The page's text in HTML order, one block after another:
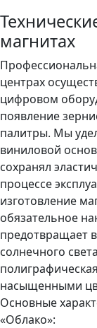
магнитах
центрах
цифровом
появление
палитры. Мы
виниловой
сохранял
процессе
изготовление
обязательное
предотвращает
солнечного
насыщенными
Основные
«Облако»: